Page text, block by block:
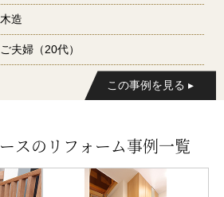
木造
ご夫婦（20代）
スのリフォーム事例一覧